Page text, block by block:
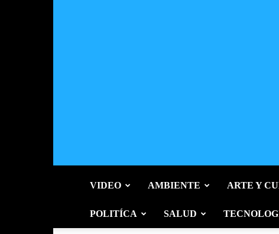
VIDEO AMBIENTE ARTE Y
POLITÍCA SALUD